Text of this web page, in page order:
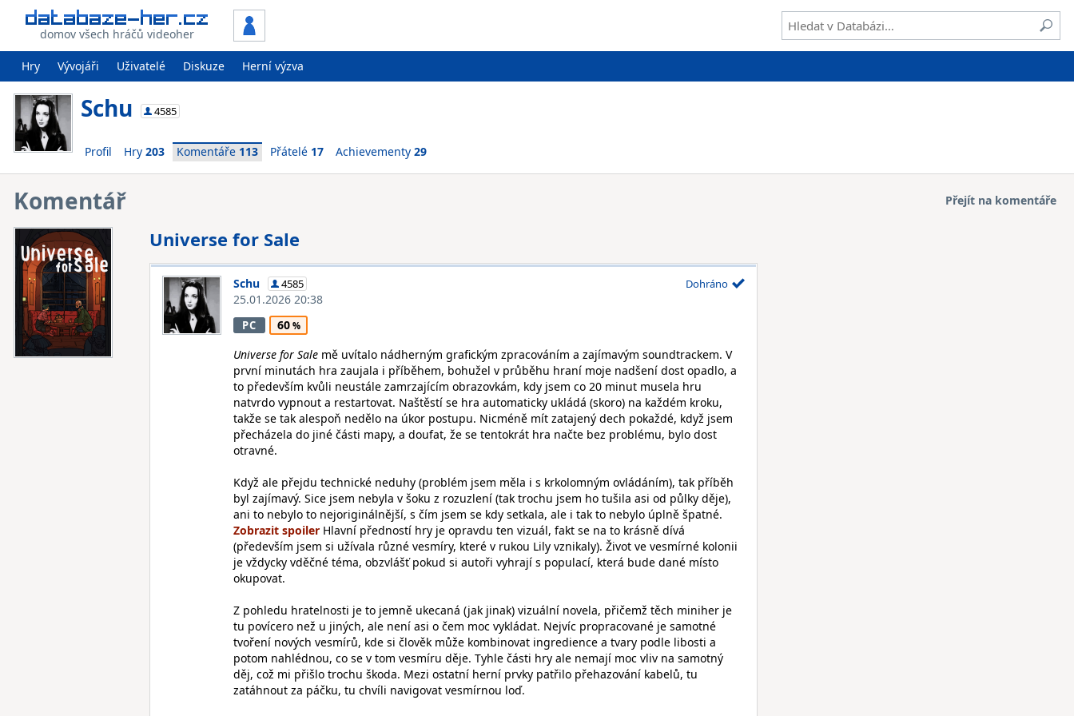
domov všech hráčů videoher
Hry Vývojáři Uživatelé Diskuze Herní výzva
Schu 4585
Profil Hry 203 Komentáře 113 Přátelé 17 Achievementy 29
Komentář Přejít na komentáře
Universe for Sale
Schu 4585
25.01.2026 20:38
Dohráno
PC
60
Universe for Sale mě uvítalo nádherným grafickým zpracováním a zajímavým soundtrackem. V
první minutách hra zaujala i příběhem, bohužel v průběhu hraní moje nadšení dost opadlo, a
to především kvůli neustále zamrzajícím obrazovkám, kdy jsem co 20 minut musela hru
natvrdo vypnout a restartovat. Naštěstí se hra automaticky ukládá (skoro) na každém kroku,
takže se tak alespoň nedělo na úkor postupu. Nicméně mít zatajený dech pokaždé, když jsem
přecházela do jiné části mapy, a doufat, že se tentokrát hra načte bez problému, bylo dost
otravné.
Když ale přejdu technické neduhy (problém jsem měla i s krkolomným ovládáním), tak příběh
byl zajímavý. Sice jsem nebyla v šoku z rozuzlení (tak trochu jsem ho tušila asi od půlky děje),
ani to nebylo to nejoriginálnější, s čím jsem se kdy setkala, ale i tak to nebylo úplně špatné.
Hlavní předností hry je opravdu ten vizuál, fakt se na to krásně dívá
(především jsem si užívala různé vesmíry, které v rukou Lily vznikaly). Život ve vesmírné kolonii
je vždycky vděčné téma, obzvlášť pokud si autoři vyhrají s populací, která bude dané místo
okupovat.
Z pohledu hratelnosti je to jemně ukecaná (jak jinak) vizuální novela, přičemž těch miniher je
tu povícero než u jiných, ale není asi o čem moc vykládat. Nejvíc propracované je samotné
tvoření nových vesmírů, kde si člověk může kombinovat ingredience a tvary podle libosti a
potom nahlédnou, co se v tom vesmíru děje. Tyhle části hry ale nemají moc vliv na samotný
děj, což mi přišlo trochu škoda. Mezi ostatní herní prvky patřilo přehazování kabelů, tu
zatáhnout za páčku, tu chvíli navigovat vesmírnou loď.